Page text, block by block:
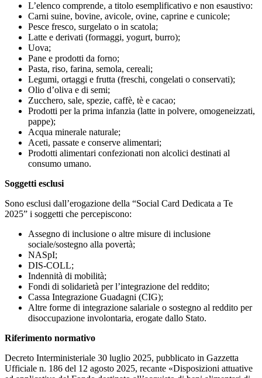
L’elenco comprende, a titolo esemplificativo e non esaustivo:
Carni suine, bovine, avicole, ovine, caprine e cunicole;
Pesce fresco, surgelato o in scatola;
Latte e derivati (formaggi, yogurt, burro);
Uova;
Pane e prodotti da forno;
Pasta, riso, farina, semola, cereali;
Legumi, ortaggi e frutta (freschi, congelati o conservati);
Olio d’oliva e di semi;
Zucchero, sale, spezie, caffè, tè e cacao;
Prodotti per la prima infanzia (latte in polvere, omogeneizzati,
pappe);
Acqua minerale naturale;
Aceti, passate e conserve alimentari;
Prodotti alimentari confezionati non alcolici destinati al
consumo umano.
Soggetti esclusi
Sono esclusi dall’erogazione della “Social Card Dedicata a Te
2025” i soggetti che percepiscono:
Assegno di inclusione o altre misure di inclusione
sociale/sostegno alla povertà;
NASpI;
DIS-COLL;
Indennità di mobilità;
Fondi di solidarietà per l’integrazione del reddito;
Cassa Integrazione Guadagni (CIG);
Altre forme di integrazione salariale o sostegno al reddito per
disoccupazione involontaria, erogate dallo Stato.
Riferimento normativo
Decreto Interministeriale 30 luglio 2025, pubblicato in Gazzetta
Ufficiale n. 186 del 12 agosto 2025, recante «Disposizioni attuative